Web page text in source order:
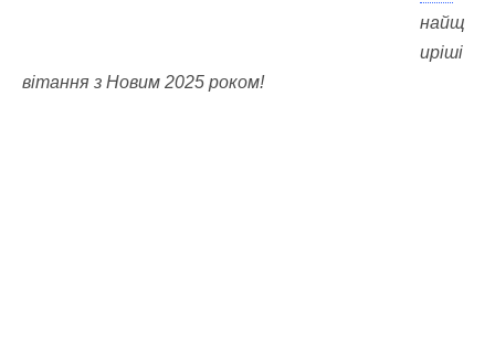
найщ
иріші
вітання з Новим 2025 роком!